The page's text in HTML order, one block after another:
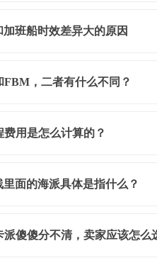
班船时效差异大的原因
，二者有什么不同？
用是怎么计算的？
面的海派具体是指什么？
傻傻分不清，卖家应该怎么